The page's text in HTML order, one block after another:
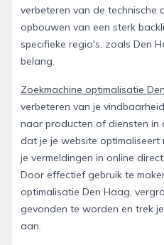
verbeteren van de technische
opbouwen van een sterk
specifieke regio's, zoals Den
belang.
Zoekmachine optimalisatie
verbeteren van je
naar producten of diensten in
dat je je website
je vermeldingen in online
Door effectief gebruik te
optimalisatie Den Haag,
gevonden te worden en trek
aan.